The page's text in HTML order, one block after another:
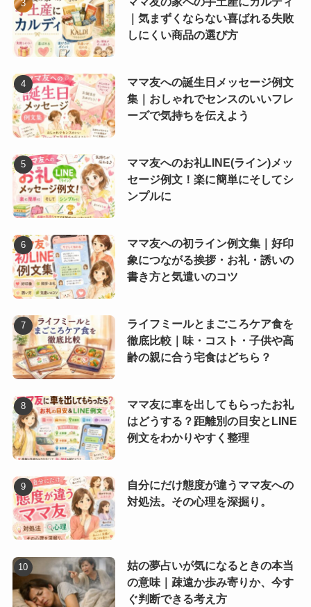
｜気まずくならない喜ばれる失敗
しにくい商品の選び方
ママ友への誕生日メッセージ例文
集｜おしゃれでセンスのいいフレ
ーズで気持ちを伝えよう
ママ友へのお礼LINE(ライン)メッ
セージ例文！楽に簡単にそしてシ
ンプルに
ママ友への初ライン例文集｜好印
象につながる挨拶・お礼・誘いの
書き方と気遣いのコツ
ライフミールとまごころケア食を
徹底比較｜味・コスト・子供や高
齢の親に合う宅食はどちら？
ママ友に車を出してもらったお礼
はどうする？距離別の目安とLINE
例文をわかりやすく整理
自分にだけ態度が違うママ友への
対処法。その心理を深掘り。
姑の夢占いが気になるときの本当
の意味｜疎遠か歩み寄りか、今す
ぐ判断できる考え方